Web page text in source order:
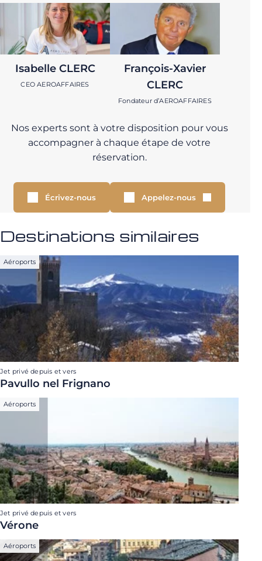
Isabelle CLERC
CEO AEROAFFAIRES
François-Xavier
CLERC
Fondateur d’AEROAFFAIRES
Nos experts sont à votre disposition pour vous
accompagner à chaque étape de votre
réservation.
Écrivez-nous Appelez-nous
Destinations similaires
Aéroports
Jet privé depuis et vers
Pavullo nel Frignano
Aéroports
Jet privé depuis et vers
Vérone
Aéroports